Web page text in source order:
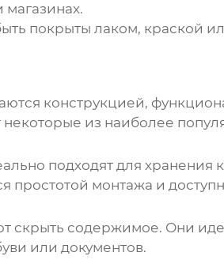
покрыты лаком, краской
конструкцией,
из наиболее
подходят для хранения
простотой монтажа и
скрыть содержимое. Они
или документов.